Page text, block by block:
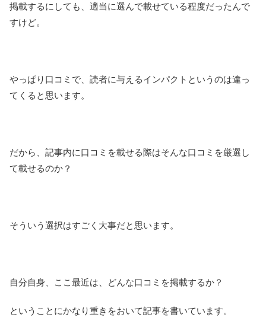
掲載するにしても、適当に選んで載せている程度だったんで
すけど。
やっぱり口コミで、読者に与えるインパクトというのは違っ
てくると思います。
だから、記事内に口コミを載せる際はそんな口コミを厳選し
て載せるのか？
そういう選択はすごく大事だと思います。
自分自身、ここ最近は、どんな口コミを掲載するか？
ということにかなり重きをおいて記事を書いています。